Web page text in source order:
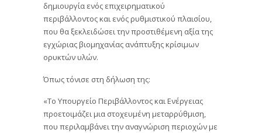
δημιουργία ενός επιχειρηματικού
περιβάλλοντος και ενός ρυθμιστικού πλαισίου,
που θα ξεκλειδώσει την προστιθέμενη αξία της
εγχώριας βιομηχανίας ανάπτυξης κρίσιμων
ορυκτών υλών.
Όπως τόνισε στη δήλωση της:
«Το Υπουργείο Περιβάλλοντος και Ενέργειας
προετοιμάζει μια στοχευμένη μεταρρύθμιση,
που περιλαμβάνει την αναγνώριση περιοχών με